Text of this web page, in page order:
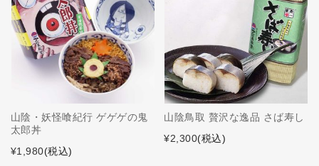
山陰・妖怪喰紀行 ゲゲゲの鬼
太郎丼
¥1,980(税込)
山陰鳥取 贅沢な逸品 さば寿し
¥2,300(税込)